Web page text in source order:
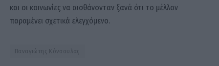
και οι κοινωνίες να αισθάνονταν ξανά ότι το μέλλον
παραμένει σχετικά ελεγχόμενο.
Παναγιώτης Κόνσουλας